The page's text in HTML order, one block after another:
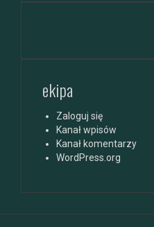
ekipa
Zaloguj się
Kanał wpisów
Kanał komentarzy
WordPress.org